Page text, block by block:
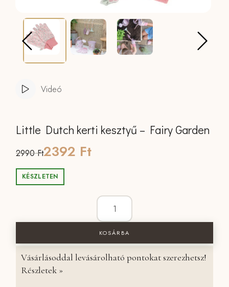
Videó
Little Dutch kerti kesztyű – Fairy Garden
2990Ft
Original
price
2392 Ft
Current
price
KÉSZLETEN
Little Dutch kerti kesztyű - Fairy
KOSÁRBA
Vásárlásoddal levásárolható pontokat szerezhetsz!
Részletek »